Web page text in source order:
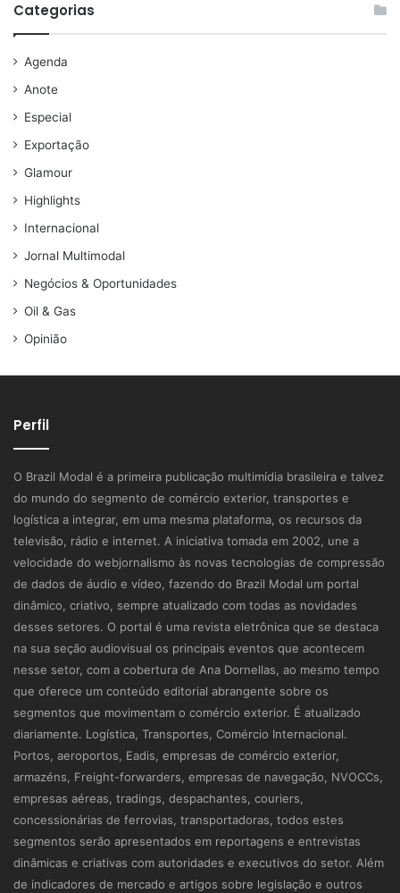
Categorias
Agenda
Anote
Especial
Exportação
Glamour
Highlights
Internacional
Jornal Multimodal
Negócios & Oportunidades
Oil & Gas
Opinião
Perfil
O Brazil Modal é a primeira publicação multimídia brasileira e talvez
do mundo do segmento de comércio exterior, transportes e
logística a integrar, em uma mesma plataforma, os recursos da
televisão, rádio e internet. A iniciativa tomada em 2002, une a
velocidade do webjornalismo às novas tecnologias de compressão
de dados de áudio e vídeo, fazendo do Brazil Modal um portal
dinâmico, criativo, sempre atualizado com todas as novidades
desses setores. O portal é uma revista eletrônica que se destaca
na sua seção audiovisual os principais eventos que acontecem
nesse setor, com a cobertura de Ana Dornellas, ao mesmo tempo
que oferece um conteúdo editorial abrangente sobre os
segmentos que movimentam o comércio exterior. É atualizado
diariamente. Logística, Transportes, Comércio Internacional.
Portos, aeroportos, Eadis, empresas de comércio exterior,
armazéns, Freight-forwarders, empresas de navegação, NVOCCs,
empresas aéreas, tradings, despachantes, couriers,
concessionárias de ferrovias, transportadoras, todos estes
segmentos serão apresentados em reportagens e entrevistas
dinâmicas e criativas com autoridades e executivos do setor. Além
de indicadores de mercado e artigos sobre legislação e outros